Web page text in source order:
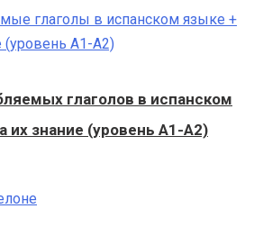
глаголов в испанском
их знание (уровень A1-A2)